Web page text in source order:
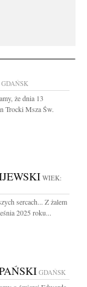
GDAŃSK
że dnia 13
Trocki Msza Św.
WIEK:
sercach... Z żalem
2025 roku...
GDAŃSK